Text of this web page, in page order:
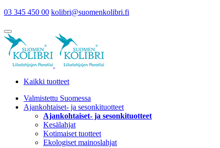
03 345 450 00 kolibri@suomenkolibri.fi
Kaikki tuotteet
Valmistettu Suomessa
Ajankohtaiset- ja sesonkituotteet
Ajankohtaiset- ja sesonkituotteet
Kesälahjat
Kotimaiset tuotteet
Ekologiset mainoslahjat